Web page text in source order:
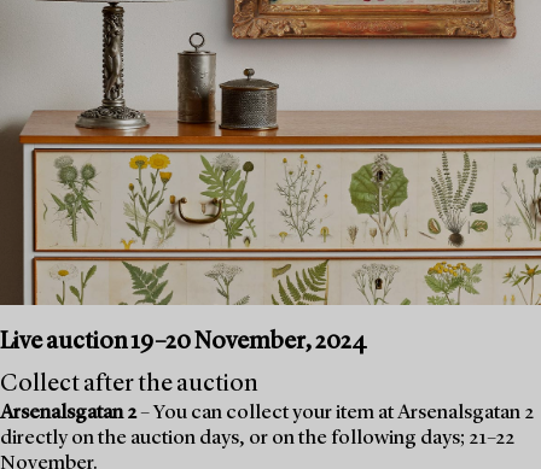
Live auction 19–20 November, 2024
Collect after the auction
Arsenalsgatan 2– You can collect your item at Arsenalsgatan 2
directly on the auction days, or on the following days; 21–22
November.